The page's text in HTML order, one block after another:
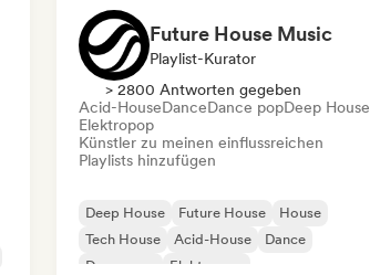
Future House Music
Playlist-Kurator
> 2800 Antworten gegeben
Acid-HouseDanceDance popDeep House
Elektropop
Künstler zu meinen einflussreichen
Playlists hinzufügen
Deep House Future House
House
Tech House
Acid-House
Dance
Dance pop
Elektropop